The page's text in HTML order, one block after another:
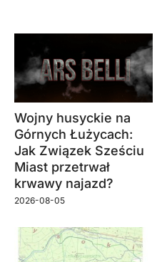
Wojny husyckie na
Górnych Łużycach:
Jak Związek Sześciu
Miast przetrwał
krwawy najazd?
2026-08-05